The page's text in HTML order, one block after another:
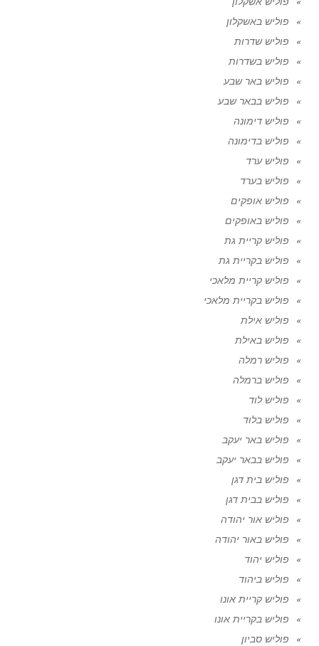
פוליש באשקלון
פוליש שדרות
פוליש בשדרות
פוליש באר שבע
פוליש בבאר שבע
פוליש דימונה
פוליש בדימונה
פוליש ערד
פוליש בערד
פוליש אופקים
פוליש באופקים
פוליש קריית גת
פוליש בקריית גת
פוליש קריית מלאכי
פוליש בקריית מלאכי
פוליש אילת
פוליש באילת
פוליש רמלה
פוליש ברמלה
פוליש לוד
פוליש בלוד
פוליש באר יעקב
פוליש בבאר יעקב
פוליש בית דגן
פוליש בבית דגן
פוליש אור יהודה
פוליש באור יהודה
פוליש יהוד
פוליש ביהוד
פוליש קריית אונו
פוליש בקריית אונו
פוליש סביון